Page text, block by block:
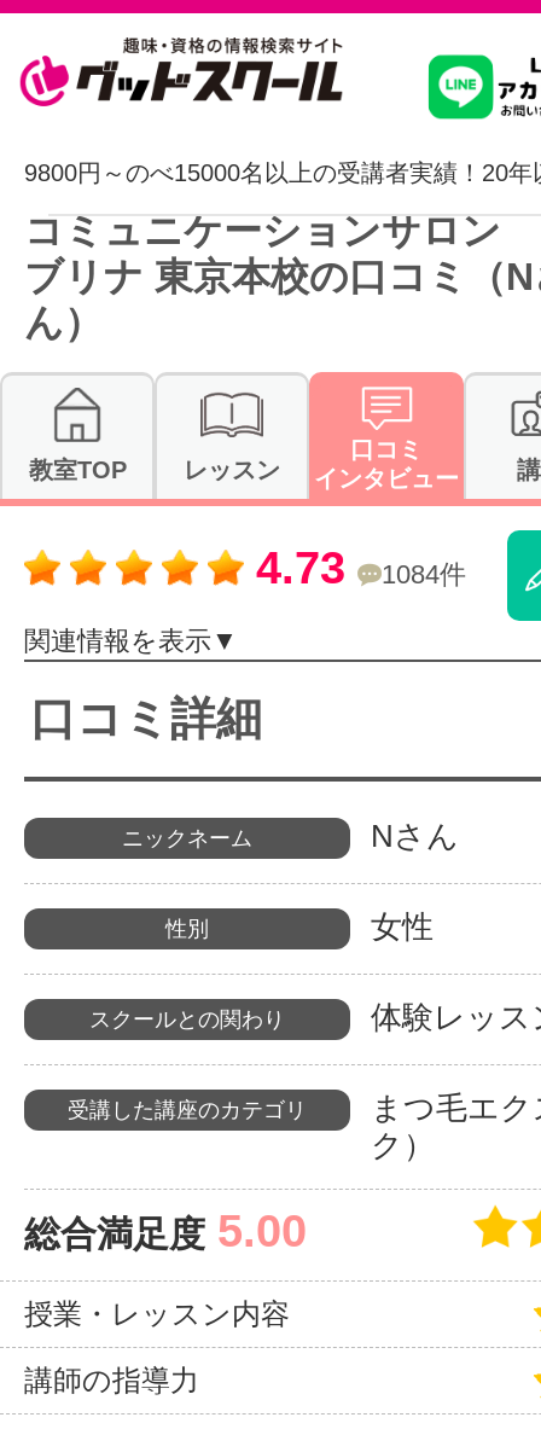
習いたいこ
スクールを
駅・路線か
通信講座を
体験レッス
特集をみる
グッドスク
掲載のお問
サイトマッ
9800円～のべ15000名以上の受講者実績！20年
コミュニケーションサロン
ブリナ 東京本校の口コミ（
ん）
教室TOP レッスン
口コミ
インタビュー
4.73 1084件
関連情報を表示▼
口コミ詳細
ニックネーム Nさん
性別 女性
スクールとの関わり 体験レッ
受講した講座のカテゴリ
まつ毛エ
ク）
総合満足度 5.00
授業・レッスン内容
講師の指導力